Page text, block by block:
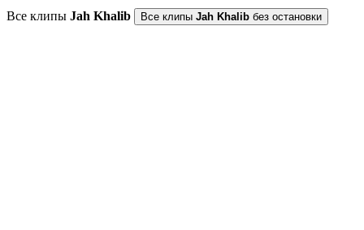
Все клипы Jah Khalib Все клипы Jah Khalib без остановки